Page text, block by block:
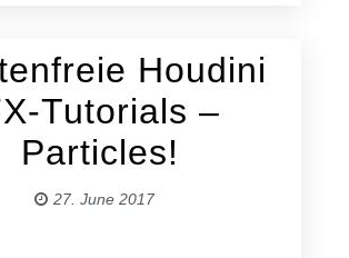
Houdini
Tutorials –
Particles!
27. June 2017